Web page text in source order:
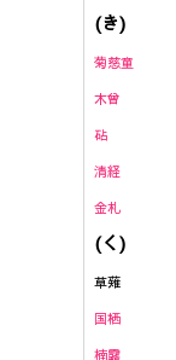
(き)
菊慈童
木曾
砧
清経
金札
(く)
草薙
国栖
楠露